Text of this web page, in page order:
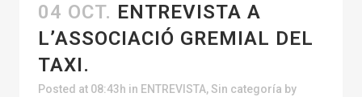
04 OCT. ENTREVISTA A
L’ASSOCIACIÓ GREMIAL DEL
TAXI.
Posted at 08:43h in ENTREVISTA,Sin categoría by